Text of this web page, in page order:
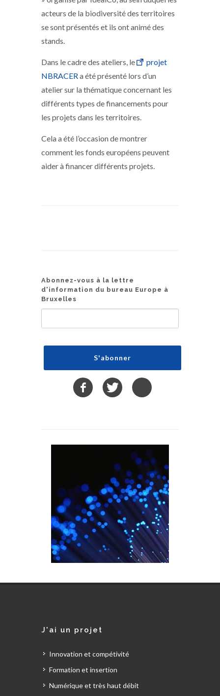
acteurs de la biodiversité des territoires
se sont présentés et ils ont animé des
stands.
Dans le cadre des ateliers, le
projet
NBRACER a été présenté lors d’un
atelier sur la thématique concernant les
différents types de financements pour
les projets dans les territoires.
Cela a été l’occasion de montrer
comment les fonds européens peuvent
aider à financer différents projets.
Abonnez-vous à la lettre
d'information du bureau Europe à
Bruxelles
J'ai un projet
Innovation et compétivité
Formation et insertion
Numérique et très haut débit